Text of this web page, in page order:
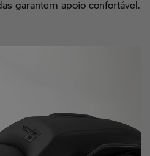
garantem apoio confortável.